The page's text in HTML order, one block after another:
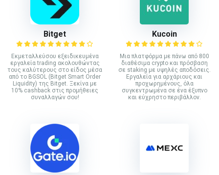
Bitget
Εκμεταλλεύσου εξειδικευμένα
εργαλεία trading ακολουθώντας
τους καλύτερους στο είδος μέσα
από το BGSOL (Bitget Smart Order
Liquidity) της Bitget. Ξεκίνα με
10% cashback στις προμήθειες
συναλλαγών σου!
Kucoin
Mια πλατφόρμα με πάνω από 800
διαθέσιμα crypto και πρόσβαση
σε staking με υψηλές αποδόσεις.
Εργαλεία για αρχάριους και
προχωρημένους, όλα
συγκεντρωμένα σε ένα έξυπνο
και εύχρηστο περιβάλλον.